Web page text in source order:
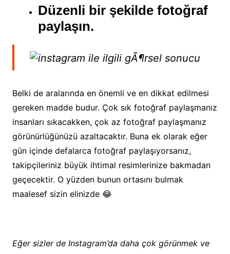
Düzenli bir şekilde fotoğraf
paylaşın.
Belki de aralarında en önemli ve en dikkat edilmesi
gereken madde budur. Çok sık fotoğraf paylaşmanız
insanları sıkacakken, çok az fotoğraf paylaşmanız
görünürlüğünüzü azaltacaktır. Buna ek olarak eğer
gün içinde defalarca fotoğraf paylaşıyorsanız,
takipçileriniz büyük ihtimal resimlerinize bakmadan
geçecektir. O yüzden bunun ortasını bulmak
maalesef sizin elinizde 😂
Eğer sizler de Instagram’da daha çok görünmek ve